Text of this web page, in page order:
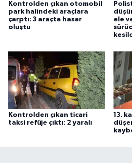
Kontrolden çıkan otomobil
park halindeki araçlara
çarptı: 3 araçta hasar
oluştu
ele
Kontrolden çıkan ticari
taksi refüje çıktı: 2 yaralı
13.